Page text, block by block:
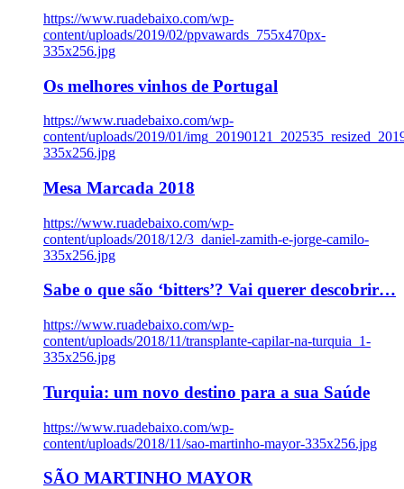
https://www.ruadebaixo.com/wp-
content/uploads/2019/02/ppvawards_755x470px-
335x256.jpg
Os melhores vinhos de Portugal
https://www.ruadebaixo.com/wp-
content/uploads/2019/01/
335x256.jpg
Mesa Marcada 2018
https://www.ruadebaixo.com/wp-
content/uploads/2018/12/3_daniel-zamith-e-jorge-camilo-
335x256.jpg
Sabe o que são ‘bitters’? Vai querer descobrir…
https://www.ruadebaixo.com/wp-
content/uploads/2018/11/transplante-capilar-na-turquia_1-
335x256.jpg
Turquia: um novo destino para a sua Saúde
https://www.ruadebaixo.com/wp-
content/uploads/2018/11/sao-martinho-mayor-335x256.jpg
SÃO MARTINHO MAYOR